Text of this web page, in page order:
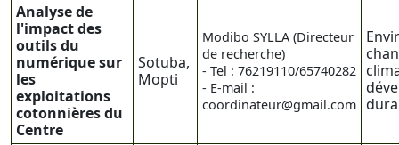
Analyse de
l'impact des
outils du
numérique sur
les
exploitations
cotonnières du
Centre
Sotuba,
Mopti
Modibo SYLLA (Directeur
de recherche)
- Tel : 76219110/65740282
- E-mail :
coordinateur@gmail.com